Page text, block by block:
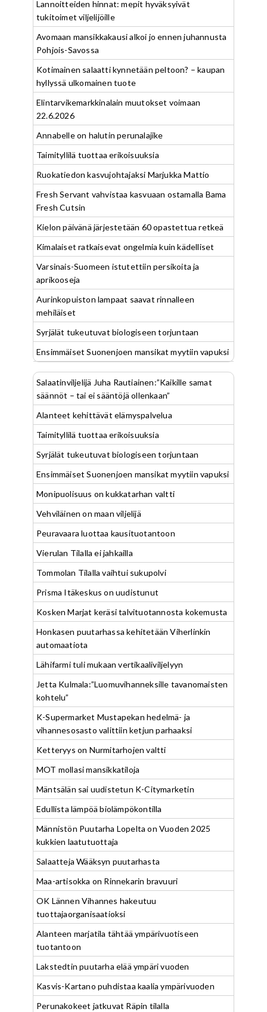
Lannoitteiden hinnat: mepit hyväksyivät
tukitoimet viljelijöille
Avomaan mansikkakausi alkoi jo ennen juhannusta
Pohjois-Savossa
Kotimainen salaatti kynnetään peltoon? – kaupan
hyllyssä ulkomainen tuote
Elintarvikemarkkinalain muutokset voimaan
22.6.2026
Annabelle on halutin perunalajike
Taimityllilä tuottaa erikoisuuksia
Ruokatiedon kasvujohtajaksi Marjukka Mattio
Fresh Servant vahvistaa kasvuaan ostamalla Bama
Fresh Cutsin
Kielon päivänä järjestetään 60 opastettua retkeä
Kimalaiset ratkaisevat ongelmia kuin kädelliset
Varsinais-Suomeen istutettiin persikoita ja
aprikooseja
Aurinkopuiston lampaat saavat rinnalleen
mehiläiset
Syrjälät tukeutuvat biologiseen torjuntaan
Ensimmäiset Suonenjoen mansikat myytiin vapuksi
Salaatinviljelijä Juha Rautiainen:”Kaikille samat
säännöt – tai ei sääntöjä ollenkaan”
Alanteet kehittävät elämyspalvelua
Taimityllilä tuottaa erikoisuuksia
Syrjälät tukeutuvat biologiseen torjuntaan
Ensimmäiset Suonenjoen mansikat myytiin vapuksi
Monipuolisuus on kukkatarhan valtti
Vehviläinen on maan viljelijä
Peuravaara luottaa kausituotantoon
Vierulan Tilalla ei jahkailla
Tommolan Tilalla vaihtui sukupolvi
Prisma Itäkeskus on uudistunut
Kosken Marjat keräsi talvituotannosta kokemusta
Honkasen puutarhassa kehitetään Viherlinkin
automaatiota
Lähifarmi tuli mukaan vertikaaliviljelyyn
Jetta Kulmala:”Luomuvihanneksille tavanomaisten
kohtelu”
K-Supermarket Mustapekan hedelmä- ja
vihannesosasto valittiin ketjun parhaaksi
Ketteryys on Nurmitarhojen valtti
MOT mollasi mansikkatiloja
Mäntsälän sai uudistetun K-Citymarketin
Edullista lämpöä biolämpökontilla
Männistön Puutarha Lopelta on Vuoden 2025
kukkien laatutuottaja
Salaatteja Wääksyn puutarhasta
Maa-artisokka on Rinnekarin bravuuri
OK Lännen Vihannes hakeutuu
tuottajaorganisaatioksi
Alanteen marjatila tähtää ympärivuotiseen
tuotantoon
Lakstedtin puutarha elää ympäri vuoden
Kasvis-Kartano puhdistaa kaalia ympärivuoden
Perunakokeet jatkuvat Räpin tilalla